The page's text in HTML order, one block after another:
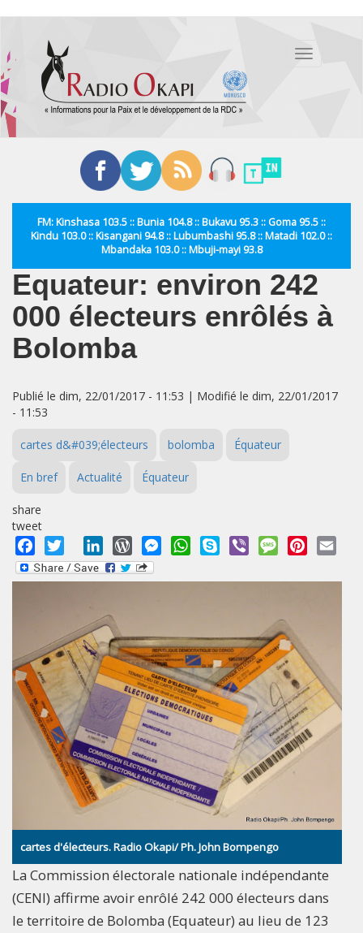
contenu
principal
Toggle
FM: Kinshasa 103.5 :: Bunia 104.8 :: Bukavu 95.3 :: Goma 95.5 ::
Kindu 103.0 :: Kisangani 94.8 :: Lubumbashi 95.8 :: Matadi 102.0 ::
Mbandaka 103.0 :: Mbuji-mayi 93.8
Equateur: environ 242
000 électeurs enrôlés à
Bolomba
Publié le dim, 22/01/2017 - 11:53 | Modifié le dim, 22/01/2017
- 11:53
cartes d&#039;électeurs bolomba Équateur
En bref Actualité Équateur
share
tweet
Facebook
Twitter LinkedInWordPressMessengerWhatsApp
Skype Viber MessagePinterest
cartes d'électeurs. Radio Okapi/ Ph. John Bompengo
La Commission électorale nationale indépendante
(CENI) affirme avoir enrôlé 242 000 électeurs dans
le territoire de Bolomba (Equateur) au lieu de 123